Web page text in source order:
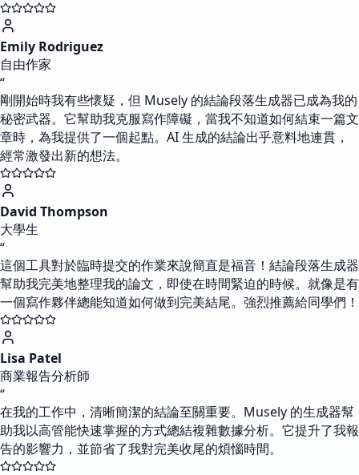
Emily Rodriguez
自由作家
“
剛開始時我有些懷疑，但 Musely 的結論段落生成器已成為我的
秘密武器。它幫助我克服寫作障礙，當我不知道如何結束一篇文
章時，為我提供了一個起點。AI 生成的結論出乎意料地連貫，
經常激發出新的想法。
David Thompson
大學生
“
這個工具對於臨時提交的作業來說簡直是福音！結論段落生成器
幫助我完美地整理我的論文，即使在時間緊迫的時候。就像是有
一個寫作夥伴總能知道如何做到完美結尾。強烈推薦給同學們！
Lisa Patel
商業報告分析師
“
在我的工作中，清晰簡潔的結論至關重要。Musely 的生成器幫
助我以高管能快速掌握的方式總結複雜數據分析。它提升了我報
告的影響力，並節省了我對完美收尾的煩惱時間。